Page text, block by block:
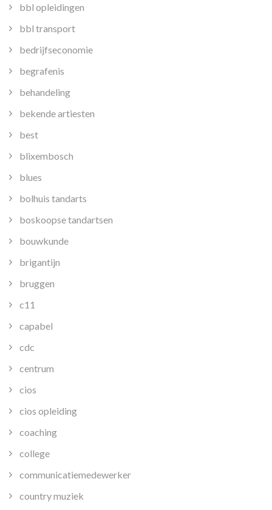
bbl opleidingen
bbl transport
bedrijfseconomie
begrafenis
behandeling
bekende artiesten
best
blixembosch
blues
bolhuis tandarts
boskoopse tandartsen
bouwkunde
brigantijn
bruggen
c11
capabel
cdc
centrum
cios
cios opleiding
coaching
college
communicatiemedewerker
country muziek